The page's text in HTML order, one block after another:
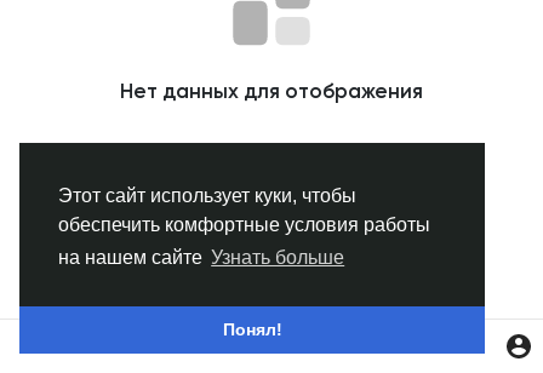
Этот сайт использует куки, чтобы
обеспечить комфортные условия работы
на нашем сайте Узнать больше
Понял!
Популярные посты
Найти сообщения
Нет данных для отображения